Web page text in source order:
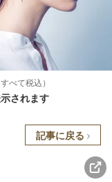
べて税込）
されます
記事に戻る